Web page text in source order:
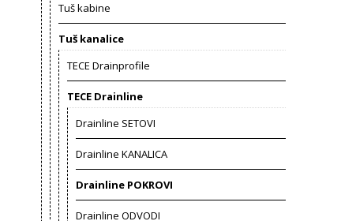
Tuš kabine
Tuš kanalice
TECE Drainprofile
TECE Drainline
Drainline SETOVI
Drainline KANALICA
Drainline POKROVI
Drainline ODVODI